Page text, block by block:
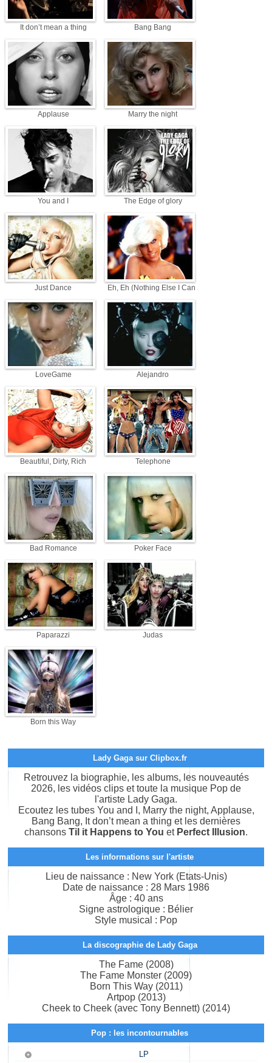
It don’t mean a thing Bang Bang
Applause Marry the night
You and I The Edge of glory
Just Dance Eh, Eh (Nothing Else I Can Say)
LoveGame Alejandro
Beautiful, Dirty, Rich Telephone
Bad Romance Poker Face
Paparazzi Judas
Born this Way
Lady Gaga sur Clipbox.fr
Retrouvez la biographie, les albums, les nouveautés
2026, les vidéos clips et toute la musique Pop de
l'artiste Lady Gaga.
Ecoutez les tubes You and I, Marry the night, Applause,
Bang Bang, It don’t mean a thing et les dernières
chansons Til it Happens to You et Perfect Illusion.
Les informations sur l'artiste
Lieu de naissance : New York (Etats-Unis)
Date de naissance : 28 Mars 1986
Âge : 40 ans
Signe astrologique : Bélier
Style musical : Pop
La discographie de Lady Gaga
The Fame (2008)
The Fame Monster (2009)
Born This Way (2011)
Artpop (2013)
Cheek to Cheek (avec Tony Bennett) (2014)
Pop : les incontournables
LP